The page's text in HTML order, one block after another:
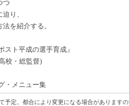
つ
り、
を紹介する。
スト平成の選手育成』
校・総監督)
・メニュー集
予定。都合により変更になる場合がありますの